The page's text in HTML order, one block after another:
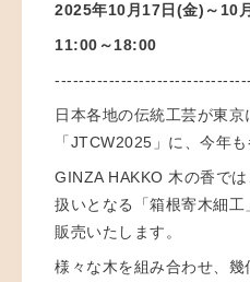
2025年10月17日(金)～10
11:00～18:00
日本各地の伝統工芸が東京
「JTCW2025」に、今年も
GINZA HAKKO 木の香で
扱いとなる「箱根寄木細
販売いたします。
様々な木を組み合わせ、